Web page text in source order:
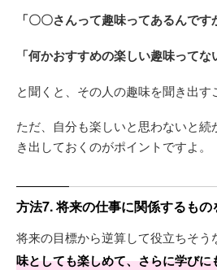
「〇〇さんって趣味ってあるんです
「何かおすすめの楽しい趣味ってな
と聞くと、その人の趣味を聞き出す
ただ、自分も楽しいと思わないと
き出しておくのがポイントですよ。
方法7. 将来の仕事に関係するもの
将来の目標から逆算して役立ちそう
味としても楽しめて、さらに学びに